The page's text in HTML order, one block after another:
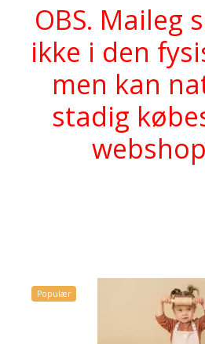
OBS. Maileg
ikke i den
men kan
stadig
Populær